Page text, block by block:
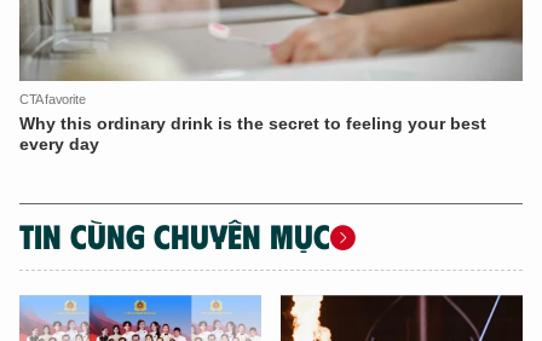
TIN CÙNG CHUYÊN MỤC